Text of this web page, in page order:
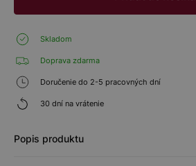
Skladom
Doprava zdarma
Doručenie do 2-5 pracovných dní
30 dní na vrátenie
Popis produktu